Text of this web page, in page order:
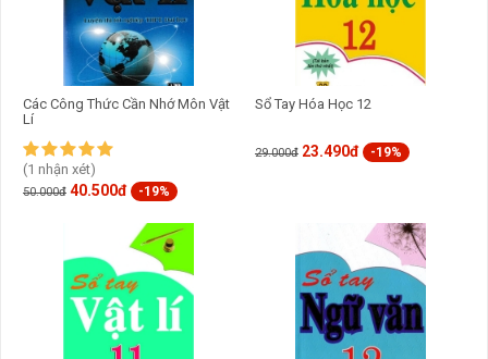
Các Công Thức Cần Nhớ Môn Vật
Lí
(1 nhận xét)
50.000đ 40.500đ -19%
Sổ Tay Hóa Học 12
29.000đ 23.490đ -19%